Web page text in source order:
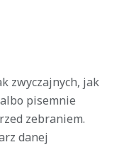
zwyczajnych, jak
pisemnie
zebraniem.
danej